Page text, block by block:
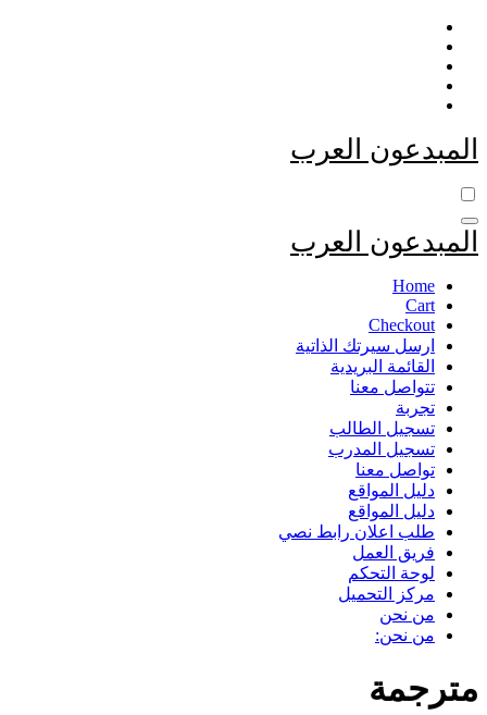
التجاوز
المحتوى
المبدعون العرب
المبدعون العرب
Home
Cart
Checkout
ارسل سيرتك الذاتية
القائمة البريدية
تتواصل معنا
تجربة
تسجيل الطالب
تسجيل المدرب
تواصل معنا
دليل المواقع
دليل المواقع
طلب اعلان رابط نصي
فريق العمل
لوحة التحكم
مركز التحميل
من نحن
من نحن:
مترجمة